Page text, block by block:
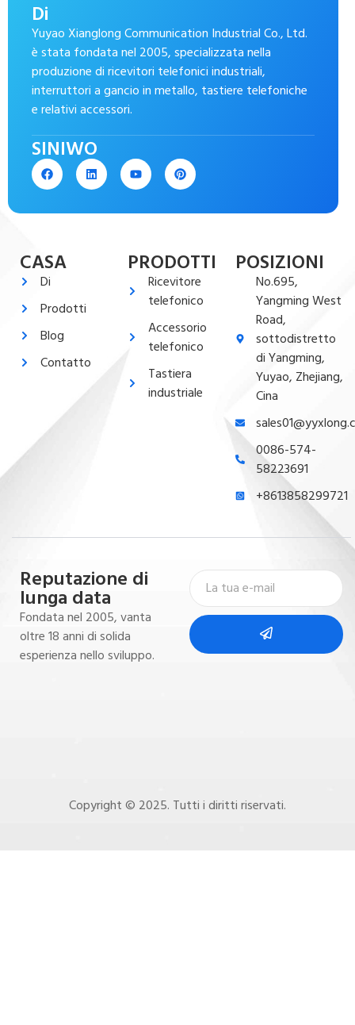
Di
Yuyao Xianglong Communication Industrial Co., Ltd.
è stata fondata nel 2005, specializzata nella
produzione di ricevitori telefonici industriali,
interruttori a gancio in metallo, tastiere telefoniche
e relativi accessori.
SINIWO
CASA
Di
Prodotti
Blog
Contatto
PRODOTTI
Ricevitore
telefonico
Accessorio
telefonico
Tastiera
industriale
POSIZIONI
No.695,
Yangming West
Road,
sottodistretto
di Yangming,
Yuyao, Zhejiang,
Cina
0086-574-
58223691
+8613858299721
Reputazione di
lunga data
Fondata nel 2005, vanta
oltre 18 anni di solida
esperienza nello sviluppo.
Copyright © 2025. Tutti i diritti riservati.